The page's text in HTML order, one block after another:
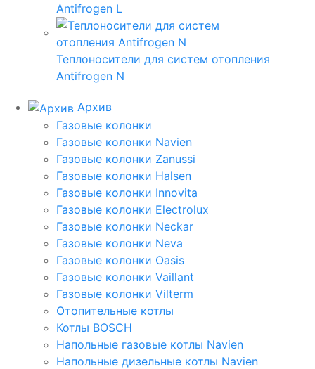
Antifrogen L
Теплоносители для систем отопления
Antifrogen N
Архив
Газовые колонки
Газовые колонки Navien
Газовые колонки Zanussi
Газовые колонки Halsen
Газовые колонки Innovita
Газовые колонки Electrolux
Газовые колонки Neckar
Газовые колонки Neva
Газовые колонки Oasis
Газовые колонки Vaillant
Газовые колонки Vilterm
Отопительные котлы
Котлы BOSCH
Напольные газовые котлы Navien
Напольные дизельные котлы Navien